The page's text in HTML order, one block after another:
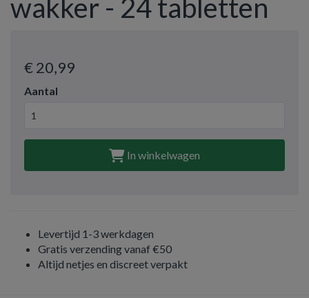
wakker - 24 tabletten
€ 20,99
Aantal
In winkelwagen
Levertijd 1-3 werkdagen
Gratis verzending vanaf €50
Altijd netjes en discreet verpakt